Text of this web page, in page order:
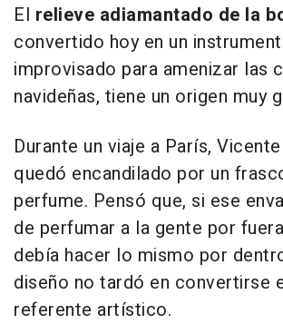
El relieve adiamantado de la
convertido hoy en un
improvisado para amenizar las
navideñas, tiene un origen muy
Durante un viaje a París,
quedó encandilado por un
perfume. Pensó que, si ese
de perfumar a la gente por
debía hacer lo mismo por
diseño no tardó en convertirse
referente artístico.